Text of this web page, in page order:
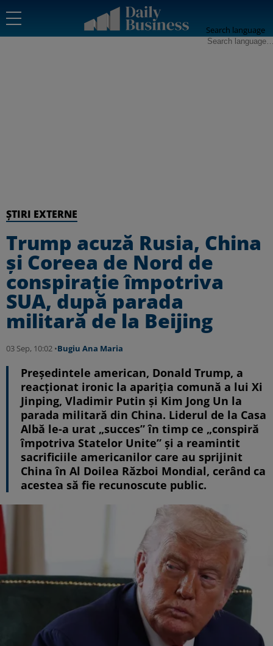
Search language
ȘTIRI EXTERNE
Trump acuză Rusia, China
și Coreea de Nord de
conspirație împotriva
SUA, după parada
militară de la Beijing
03 Sep, 10:02 •Bugiu ⁠Ana Maria
Președintele american, Donald Trump, a
reacționat ironic la apariția comună a lui Xi
Jinping, Vladimir Putin și Kim Jong Un la
parada militară din China. Liderul de la Casa
Albă le-a urat „succes” în timp ce „conspiră
împotriva Statelor Unite” și a reamintit
sacrificiile americanilor care au sprijinit
China în Al Doilea Război Mondial, cerând ca
acestea să fie recunoscute public.